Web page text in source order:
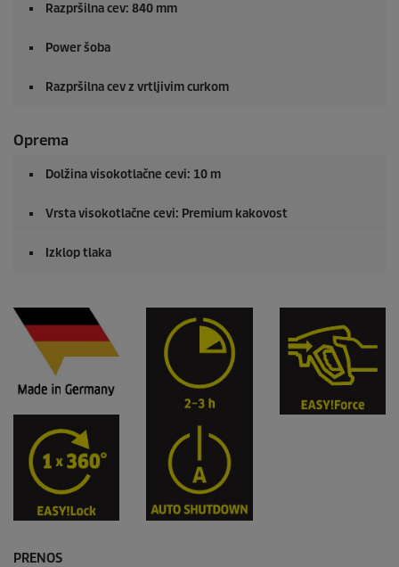
Razpršilna cev: 840 mm
Power šoba
Razpršilna cev z vrtljivim curkom
Oprema
Dolžina visokotlačne cevi: 10 m
Vrsta visokotlačne cevi: Premium kakovost
Izklop tlaka
PRENOS